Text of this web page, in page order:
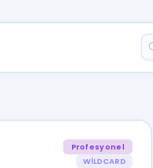
Profesyonel
WILDCARD